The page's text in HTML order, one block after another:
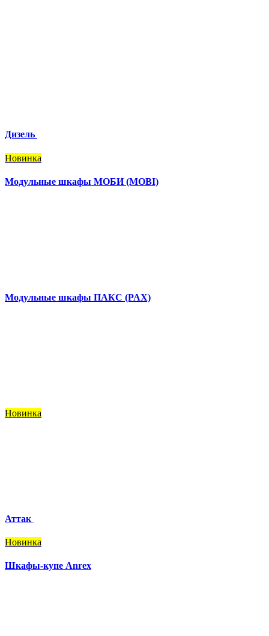
Дизель
Новинка
Модульные шкафы МОБИ (MOBI)
Модульные шкафы ПАКС (PAX)
Новинка
Аттак
Новинка
Шкафы-купе Anrex